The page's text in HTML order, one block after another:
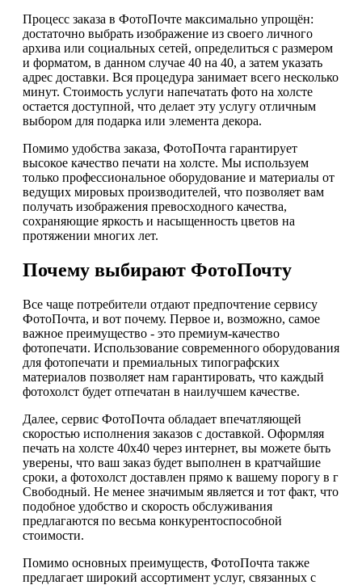
Процесс заказа в ФотоПочте максимально упрощён:
достаточно выбрать изображение из своего личного
архива или социальных сетей, определиться с размером
и форматом, в данном случае 40 на 40, а затем указать
адрес доставки. Вся процедура занимает всего несколько
минут. Стоимость услуги напечатать фото на холсте
остается доступной, что делает эту услугу отличным
выбором для подарка или элемента декора.
Помимо удобства заказа, ФотоПочта гарантирует
высокое качество печати на холсте. Мы используем
только профессиональное оборудование и материалы от
ведущих мировых производителей, что позволяет вам
получать изображения превосходного качества,
сохраняющие яркость и насыщенность цветов на
протяжении многих лет.
Почему выбирают ФотоПочту
Все чаще потребители отдают предпочтение сервису
ФотоПочта, и вот почему. Первое и, возможно, самое
важное преимущество - это премиум-качество
фотопечати. Использование современного оборудования
для фотопечати и премиальных типографских
материалов позволяет нам гарантировать, что каждый
фотохолст будет отпечатан в наилучшем качестве.
Далее, сервис ФотоПочта обладает впечатляющей
скоростью исполнения заказов с доставкой. Оформляя
печать на холсте 40х40 через интернет, вы можете быть
уверены, что ваш заказ будет выполнен в кратчайшие
сроки, а фотохолст доставлен прямо к вашему порогу в г
Свободный. Не менее значимым является и тот факт, что
подобное удобство и скорость обслуживания
предлагаются по весьма конкурентоспособной
стоимости.
Помимо основных преимуществ, ФотоПочта также
предлагает широкий ассортимент услуг, связанных с